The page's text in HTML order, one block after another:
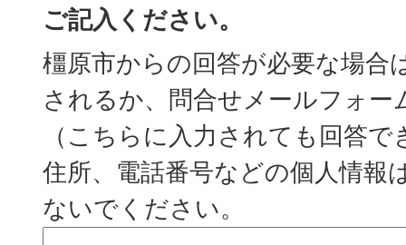
ご記入ください。
橿原市からの回答が必要な場合
されるか、問合せメールフォー
（こちらに入力されても回答
住所、電話番号などの個人情報
ないでください。